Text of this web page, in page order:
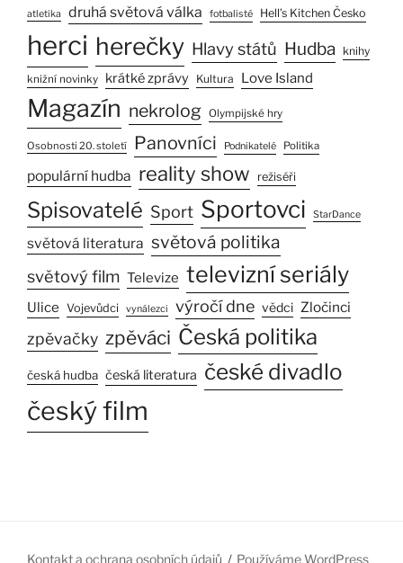
atletika druhá světová válka fotbalisté Hell’s Kitchen Česko
herci herečky Hlavy států Hudba knihy
knižní novinky krátké zprávy Kultura Love Island
Magazín nekrolog Olympijské hry
Osobnosti 20. století Panovníci Podnikatelé Politika
populární hudba reality show režiséři
Spisovatelé Sport Sportovci StarDance
světová literatura světová politika
světový film Televize televizní seriály
Ulice Vojevůdci vynálezci výročí dne vědci Zločinci
zpěvačky zpěváci Česká politika
česká hudba česká literatura české divadlo
český film
Kontakt a ochrana osobních údajů Používáme WordPress